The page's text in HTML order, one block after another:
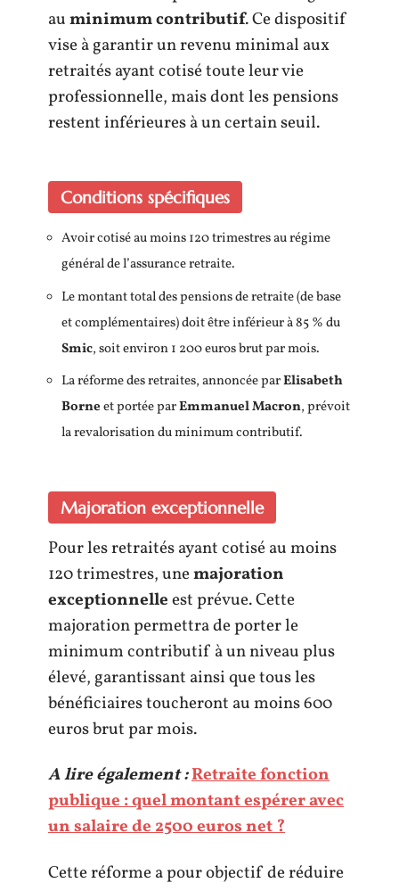
auminimum contributif. Ce dispositif
vise à garantir un revenu minimal aux
retraités ayant cotisé toute leur vie
professionnelle, mais dont les pensions
restent inférieures à un certain seuil.
Conditions spécifiques
Avoir cotisé au moins 120 trimestres au régime
général de l’assurance retraite.
Le montant total des pensions de retraite (de base
et complémentaires) doit être inférieur à 85 % du
Smic, soit environ 1 200 euros brut par mois.
La réforme des retraites, annoncée parElisabeth
Borneet portée parEmmanuel Macron, prévoit
la revalorisation du minimum contributif.
Majoration exceptionnelle
Pour les retraités ayant cotisé au moins
120 trimestres, unemajoration
exceptionnelleest prévue. Cette
majoration permettra de porter le
minimum contributif à un niveau plus
élevé, garantissant ainsi que tous les
bénéficiaires toucheront au moins 600
euros brut par mois.
A lire également :Retraite fonction
publique : quel montant espérer avec
un salaire de 2500 euros net ?
Cette réforme a pour objectif de réduire